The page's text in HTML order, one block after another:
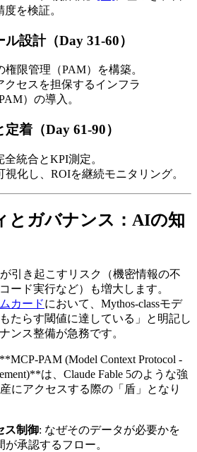
を検証。
設計（Day 31-60）
限管理（PAM）を構築。
クセスを担保するインフラ
）の導入。
着（Day 61-90）
統合とKPI測定。
化し、ROIを継続モニタリング。
とガバナンス：AIの知
引き起こすリスク（機密情報の不
ード実行など）も増大します。
カードにおいて、Mythos-classモデ
たらす閾値に達している」と明記し
ンス整備が急務です。
PAM (Model Context Protocol -
は、Claude Fable 5のような強
にアクセスする際の「盾」となり
ス制御: なぜそのデータが必要かを
承認するフロー。